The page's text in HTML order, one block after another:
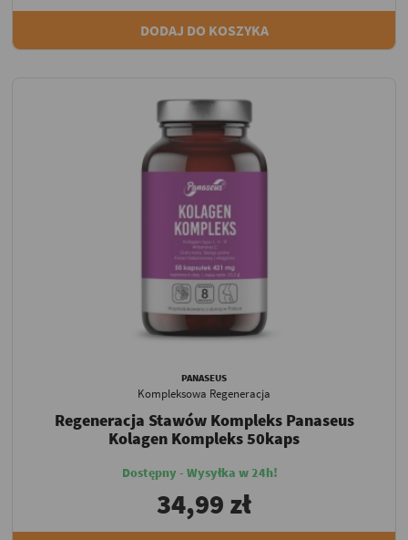
DODAJ DO KOSZYKA
PANASEUS
Kompleksowa Regeneracja
Regeneracja Stawów Kompleks Panaseus
Kolagen Kompleks 50kaps
Dostępny - Wysyłka w 24h!
34,99 zł